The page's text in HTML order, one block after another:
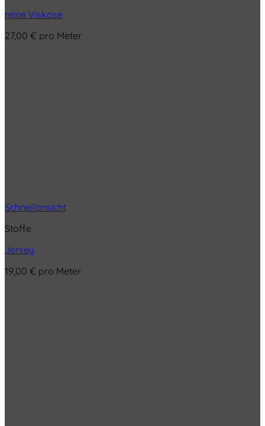
reine Viskose
27,00 € pro Meter
Schnellansicht
Stoffe
Jersey
19,00 € pro Meter